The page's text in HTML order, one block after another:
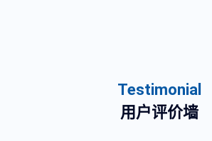
Testimonial
用户评价墙